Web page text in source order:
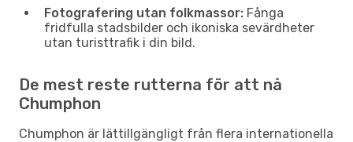
Fotografering utan folkmassor: Fånga
fridfulla stadsbilder och ikoniska sevärdheter
utan turisttrafik i din bild.
De mest reste rutterna för att nå
Chumphon
Chumphon är lättillgängligt från flera internationella